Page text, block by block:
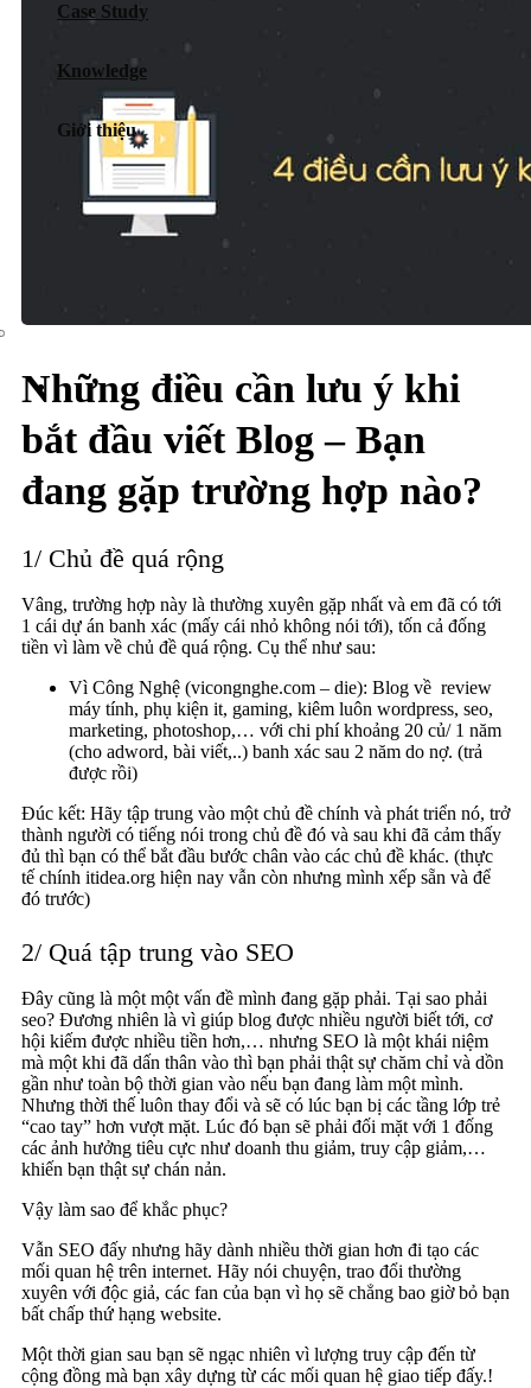
Dịch vụ chăm sóc website
Case Study
Knowledge
Giới thiệu
Giới thiệu
Tin tức
Sự kiện
Liên hệ
Những điều cần lưu ý khi
bắt đầu viết Blog – Bạn
đang gặp trường hợp nào?
1/ Chủ đề quá rộng
Vâng, trường hợp này là thường xuyên gặp nhất và em đã có tới
1 cái dự án banh xác (mấy cái nhỏ không nói tới), tốn cả đống
tiền vì làm về chủ đề quá rộng. Cụ thể như sau:
Vì Công Nghệ (vicongnghe.com – die): Blog về review
máy tính, phụ kiện it, gaming, kiêm luôn wordpress, seo,
marketing, photoshop,… với chi phí khoảng 20 củ/ 1 năm
(cho adword, bài viết,..) banh xác sau 2 năm do nợ. (trả
được rồi)
Đúc kết: Hãy tập trung vào một chủ đề chính và phát triển nó, trở
thành người có tiếng nói trong chủ đề đó và sau khi đã cảm thấy
đủ thì bạn có thể bắt đầu bước chân vào các chủ đề khác. (thực
tế chính itidea.org hiện nay vẫn còn nhưng mình xếp sẵn và để
đó trước)
2/ Quá tập trung vào SEO
Đây cũng là một một vấn đề mình đang gặp phải. Tại sao phải
seo? Đương nhiên là vì giúp blog được nhiều người biết tới, cơ
hội kiếm được nhiều tiền hơn,… nhưng SEO là một khái niệm
mà một khi đã dấn thân vào thì bạn phải thật sự chăm chỉ và dồn
gần như toàn bộ thời gian vào nếu bạn đang làm một mình.
Nhưng thời thế luôn thay đổi và sẽ có lúc bạn bị các tầng lớp trẻ
“cao tay” hơn vượt mặt. Lúc đó bạn sẽ phải đối mặt với 1 đống
các ảnh hưởng tiêu cực như doanh thu giảm, truy cập giảm,…
khiến bạn thật sự chán nản.
Vậy làm sao để khắc phục?
Vẫn SEO đấy nhưng hãy dành nhiều thời gian hơn đi tạo các
mối quan hệ trên internet. Hãy nói chuyện, trao đổi thường
xuyên với độc giả, các fan của bạn vì họ sẽ chẳng bao giờ bỏ bạn
bất chấp thứ hạng website.
Một thời gian sau bạn sẽ ngạc nhiên vì lượng truy cập đến từ
cộng đồng mà bạn xây dựng từ các mối quan hệ giao tiếp đấy.!